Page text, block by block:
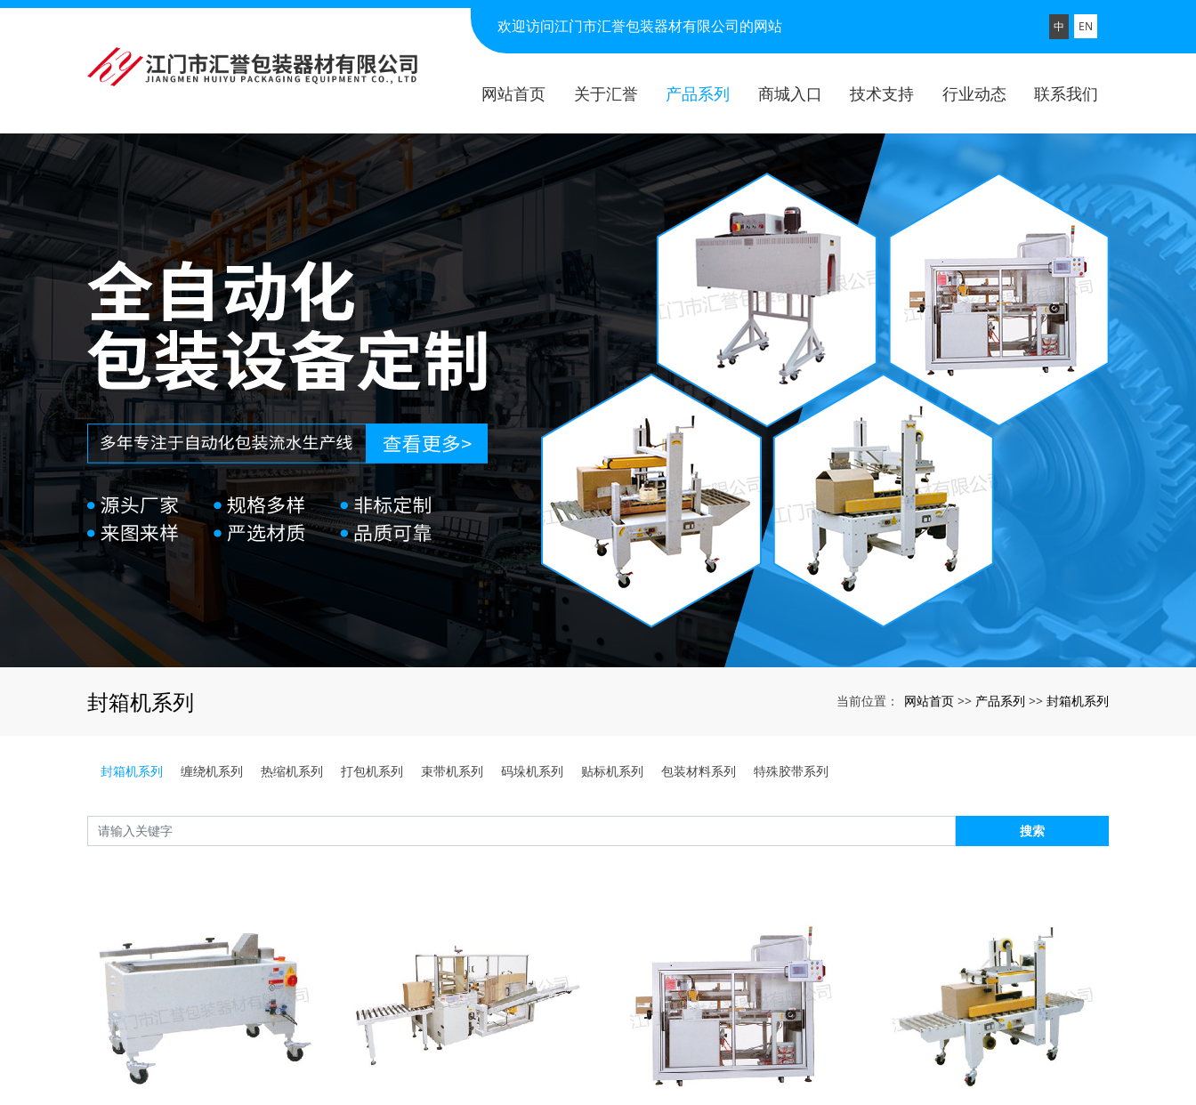
欢迎访问江门市汇誉包装器材有限公司的网站 中 EN
网站首页 关于汇誉 产品系列 商城入口 技术支持 行业动态 联系我们
封箱机系列 当前位置： 网站首页 >> 产品系列 >> 封箱机系列
封箱机系列 缠绕机系列 热缩机系列 打包机系列 束带机系列 码垛机系列 贴标机系列 包装材料系列 特殊胶带系列
搜索